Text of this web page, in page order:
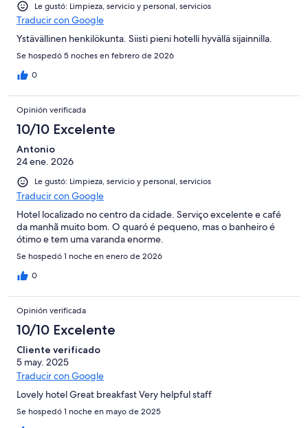
Le gustó: Limpieza, servicio y personal, servicios
Traducir con Google
Ystävällinen henkilökunta. Siisti pieni hotelli hyvällä sijainnilla.
Se hospedó 5 noches en febrero de 2026
0
Opinión verificada
10/10 Excelente
Antonio
24 ene. 2026
Le gustó: Limpieza, servicio y personal, servicios
Traducir con Google
Hotel localizado no centro da cidade. Serviço excelente e café
da manhã muito bom. O quaró é pequeno, mas o banheiro é
ótimo e tem uma varanda enorme.
Se hospedó 1 noche en enero de 2026
0
Opinión verificada
10/10 Excelente
Cliente verificado
5 may. 2025
Traducir con Google
Lovely hotel Great breakfast Very helpful staff
Se hospedó 1 noche en mayo de 2025